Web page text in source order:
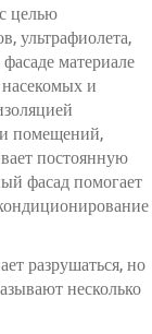
целью
ультрафиолета,
материале
и
помещений,
постоянную
фасад помогает
разрушаться, но
несколько